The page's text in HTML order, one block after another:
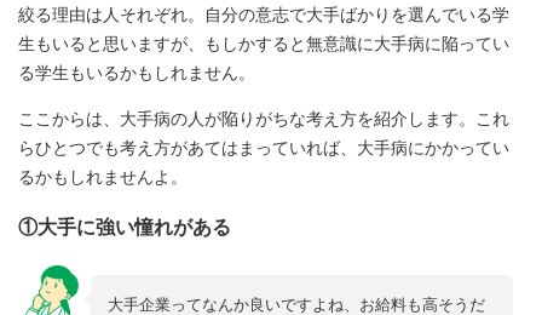
絞る理由は人それぞれ。自分の意志で大手ばかりを選んでいる学
生もいると思いますが、もしかすると無意識に大手病に陥ってい
る学生もいるかもしれません。
ここからは、大手病の人が陥りがちな考え方を紹介します。これ
らひとつでも考え方があてはまっていれば、大手病にかかってい
るかもしれませんよ。
①大手に強い憧れがある
大手企業ってなんか良いですよね、お給料も高そうだ